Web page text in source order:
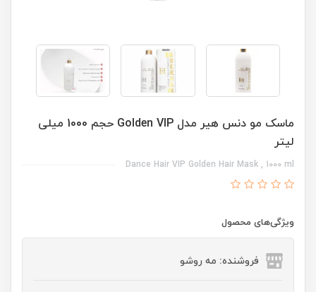
ماسک مو دنس هیر مدل Golden VIP حجم 1000 میلی
لیتر
Dance Hair VIP Golden Hair Mask , 1000 ml
ویژگی‌های محصول
فروشنده: مه رو‌شو